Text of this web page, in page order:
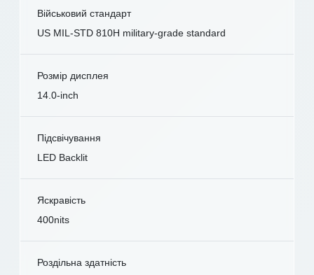
Військовий стандарт
US MIL-STD 810H military-grade standard
Розмір дисплея
14.0-inch
Підсвічування
LED Backlit
Яскравість
400nits
Роздільна здатність